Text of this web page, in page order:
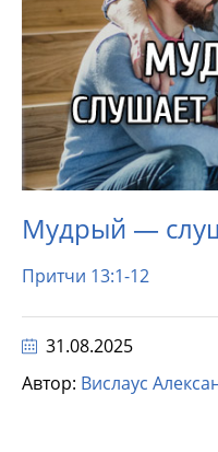
Мудрый —
Притчи 13:1-12
31.08.2025
Автор: Вислаус